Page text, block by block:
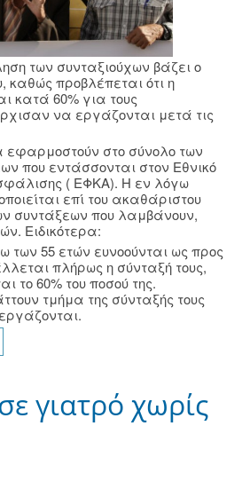
των συνταξιούχων βάζει ο
καθώς προβλέπεται ότι η
κατά 60% για τους
να εργάζονται μετά τις
εφαρμοστούν στο σύνολο των
που εντάσσονται στον Εθνικό
( ΕΦΚΑ). Η εν λόγω
επί του ακαθάριστου
συντάξεων που λαμβάνουν,
Ειδικότερα:
των 55 ετών ευνοούνται ως προς
πλήρως η σύνταξή τους,
το 60% του ποσού της.
τμήμα της σύνταξής τους
γιατρό χωρίς